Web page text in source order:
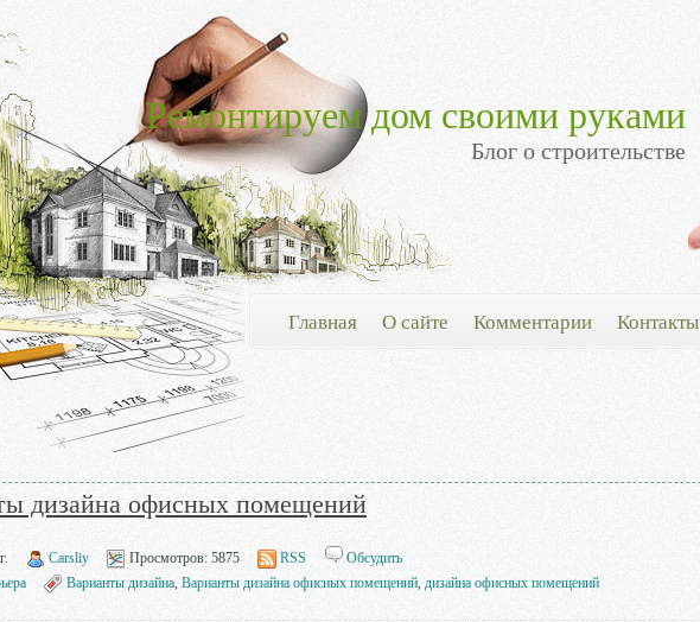
Ремонтируем дом своими руками
Блог о строительстве
Главная О сайте Комментарии Контакты
дизайна офисных помещений
Carsliy Просмотров: 5875 RSS
Обсудить
Варианты дизайна, Варианты дизайна офисных помещений, дизайна офисных помещений